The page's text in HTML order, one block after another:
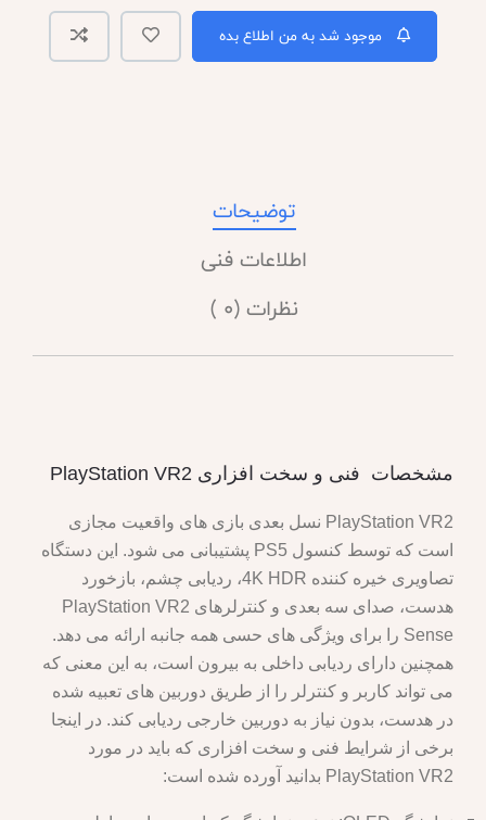
موجود شد به من اطلاع بده
توضیحات
اطلاعات فنی
نظرات (0 )
مشخصات فنی و سخت افزاری PlayStation VR2
PlayStation VR2 نسل بعدی بازی های واقعیت مجازی
است که توسط کنسول PS5 پشتیبانی می شود. این دستگاه
تصاویری خیره کننده 4K HDR، ردیابی چشم، بازخورد
هدست، صدای سه بعدی و کنترلرهای PlayStation VR2
Sense را برای ویژگی های حسی همه جانبه ارائه می دهد.
همچنین دارای ردیابی داخلی به بیرون است، به این معنی که
می تواند کاربر و کنترلر را از طریق دوربین های تعبیه شده
در هدست، بدون نیاز به دوربین خارجی ردیابی کند. در اینجا
برخی از شرایط فنی و سخت افزاری که باید در مورد
PlayStation VR2 بدانید آورده شده است: